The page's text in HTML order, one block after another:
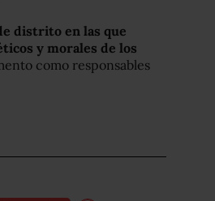
distrito en las que
y morales de los
como responsables